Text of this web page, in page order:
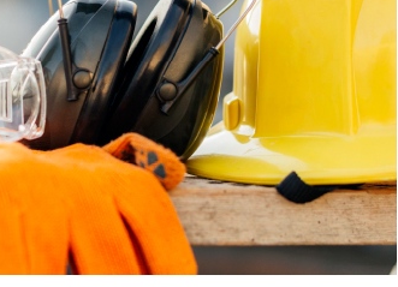
Next